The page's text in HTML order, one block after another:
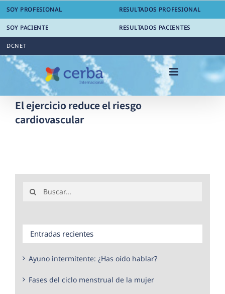
Saltar
contenido
SOY PROFESIONAL RESULTADOS PROFESIONAL
SOY PACIENTE RESULTADOS PACIENTES
DCNET
El ejercicio reduce el riesgo
cardiovascular
Entradas recientes
Ayuno intermitente: ¿Has oído hablar?
Fases del ciclo menstrual de la mujer